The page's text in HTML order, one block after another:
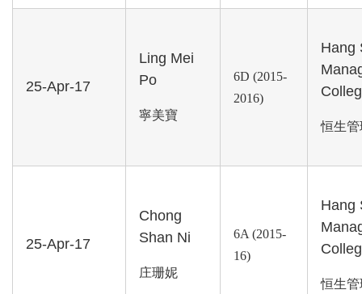
25-Apr-17
Ling Mei
Po
寧美寶
6D (2015-
2016)
Hang
恒生
25-Apr-17
Chong
Shan Ni
庄珊妮
6A (2015-
16)
Hang
恒生